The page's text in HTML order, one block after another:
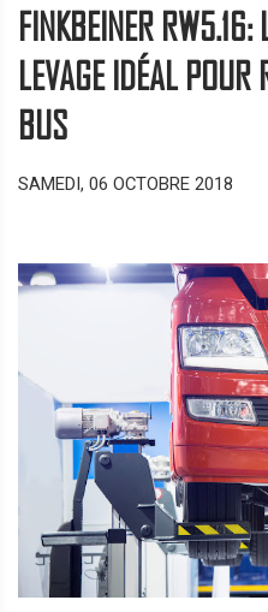
FINKBEINER RW5.16:
LEVAGE IDÉAL POUR
BUS
SAMEDI, 06 OCTOBRE 2018